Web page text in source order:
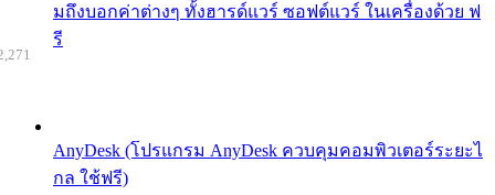
มถึงบอกค่าต่างๆ ทั้งฮารด์แวร์ ซอฟต์แวร์ ในเครื่องด้วย ฟ
รี
AnyDesk (โปรแกรม AnyDesk ควบคุมคอมพิวเตอร์ระยะไ
กล ใช้ฟรี)